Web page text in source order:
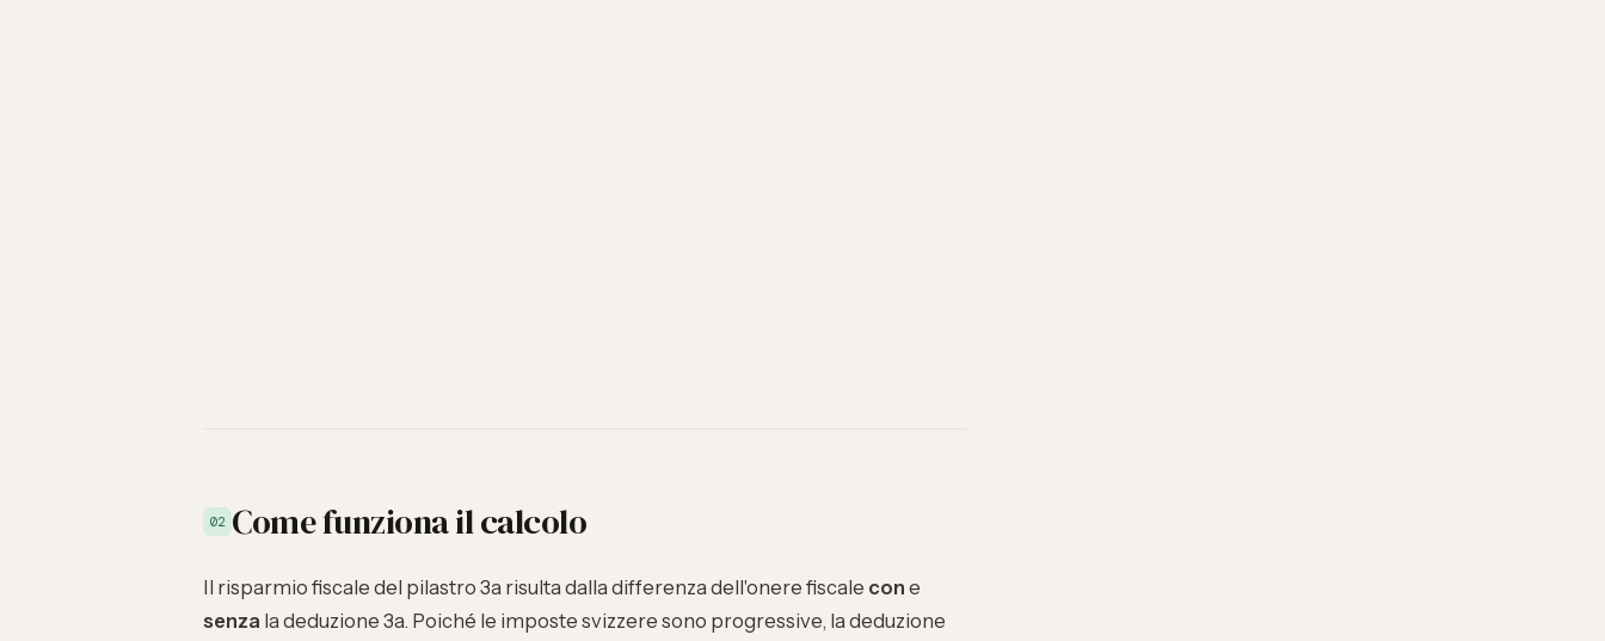
02 Come funziona il calcolo
Il risparmio fiscale del pilastro 3a risulta dalla differenza dell'onere fiscale con e
senza la deduzione 3a. Poiché le imposte svizzere sono progressive, la deduzione